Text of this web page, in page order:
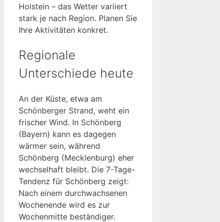
Holstein – das Wetter variiert
stark je nach Region. Planen Sie
Ihre Aktivitäten konkret.
Regionale
Unterschiede heute
An der Küste, etwa am
Schönberger Strand, weht ein
frischer Wind. In Schönberg
(Bayern) kann es dagegen
wärmer sein, während
Schönberg (Mecklenburg) eher
wechselhaft bleibt. Die 7-Tage-
Tendenz für Schönberg zeigt:
Nach einem durchwachsenen
Wochenende wird es zur
Wochenmitte beständiger.